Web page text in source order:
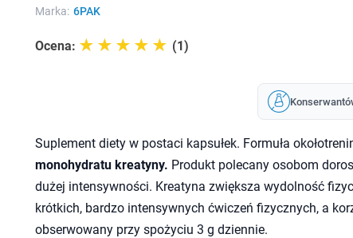
Marka: 6PAK
Ocena: ☆☆☆☆☆
★★★★★ (1)
Suplement diety w postaci kapsułek. Formuła
monohydratu kreatyny. Produkt polecany osobom
dużej intensywności. Kreatyna zwiększa wydolność
krótkich, bardzo intensywnych ćwiczeń fizycznych, a
obserwowany przy spożyciu 3 g dziennie.